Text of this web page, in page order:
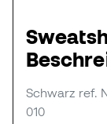
Schwarz ref.
010